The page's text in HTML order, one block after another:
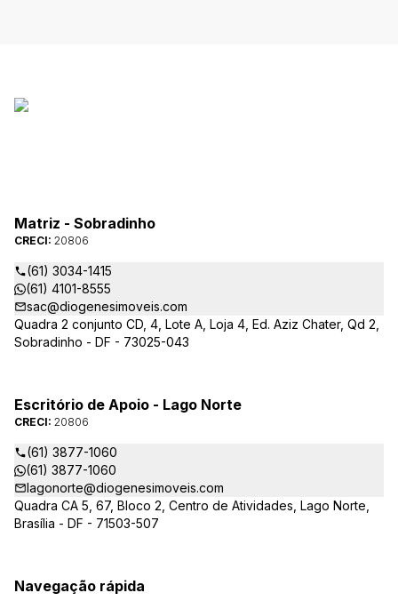
Matriz - Sobradinho
CRECI: 20806
(61) 3034-1415
(61) 4101-8555
sac@diogenesimoveis.com
Quadra 2 conjunto CD, 4, Lote A, Loja 4, Ed. Aziz Chater, Qd 2,
Sobradinho - DF - 73025-043
Escritório de Apoio - Lago Norte
CRECI: 20806
(61) 3877-1060
(61) 3877-1060
lagonorte@diogenesimoveis.com
Quadra CA 5, 67, Bloco 2, Centro de Atividades, Lago Norte,
Brasília - DF - 71503-507
Navegação rápida